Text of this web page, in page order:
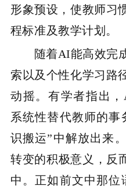
形象预设，使教师习
程标准及教学计划。
随着AI能高效完
索以及个性化学习路
动摇。有学者指出
系统性替代教师的事
识搬运”中解放出来
转变的积极意义，反
中。正如前文中那位